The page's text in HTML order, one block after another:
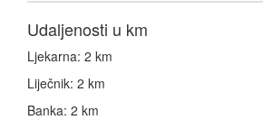
Udaljenosti u km
Ljekarna: 2 km
Liječnik: 2 km
Banka: 2 km